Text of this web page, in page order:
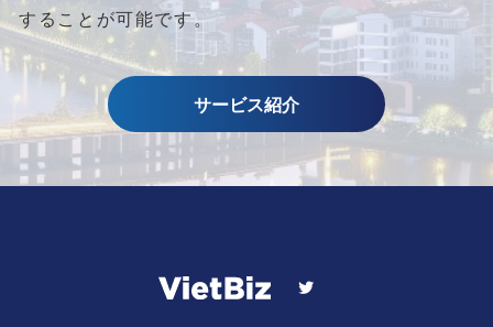
することが可能です。
サービス紹介